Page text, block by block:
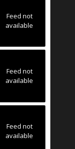
Feed not
available
Feed not
available
Feed not
available